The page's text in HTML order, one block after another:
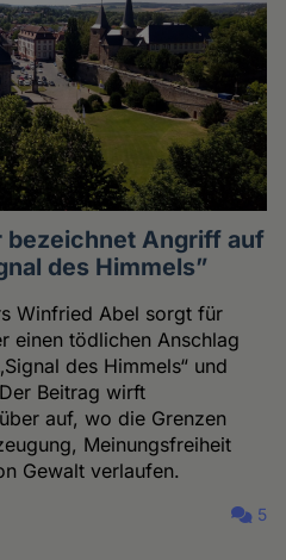
bezeichnet Angriff auf
des Himmels”
Winfried Abel sorgt für
einen tödlichen Anschlag
des Himmels“ und
Beitrag wirft
auf, wo die Grenzen
Meinungsfreiheit
Gewalt verlaufen.
5